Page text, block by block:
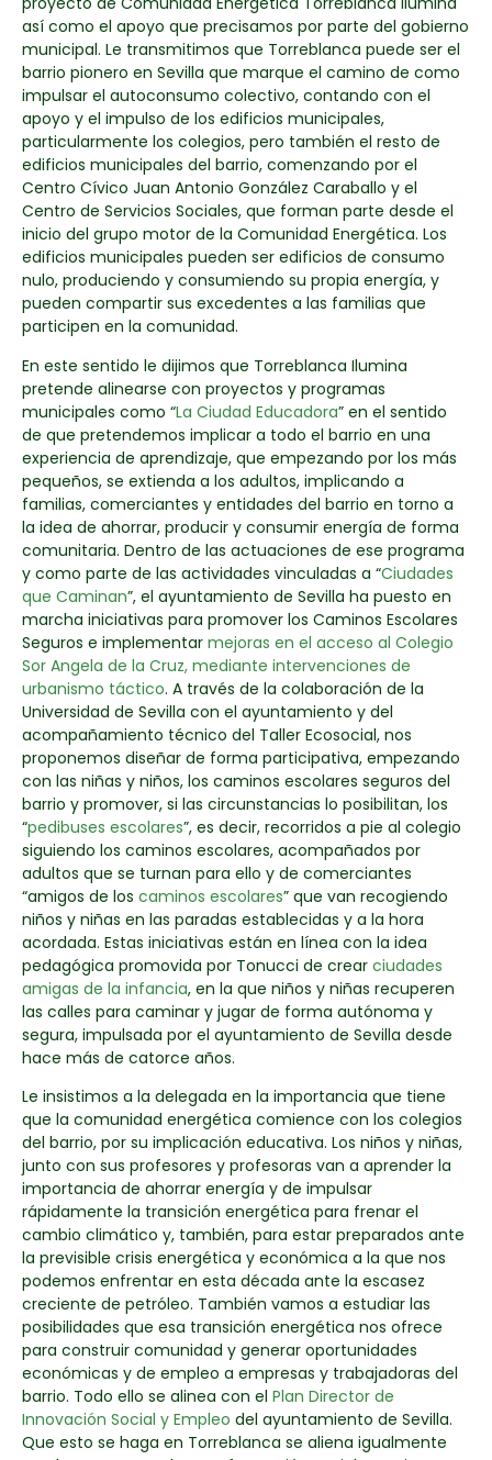
así como el apoyo que precisamos por parte del gobierno
municipal. Le transmitimos que Torreblanca puede ser el
barrio pionero en Sevilla que marque el camino de como
impulsar el autoconsumo colectivo, contando con el
apoyo y el impulso de los edificios municipales,
particularmente los colegios, pero también el resto de
edificios municipales del barrio, comenzando por el
Centro Cívico Juan Antonio González Caraballo y el
Centro de Servicios Sociales, que forman parte desde el
inicio del grupo motor de la Comunidad Energética. Los
edificios municipales pueden ser edificios de consumo
nulo, produciendo y consumiendo su propia energía, y
pueden compartir sus excedentes a las familias que
participen en la comunidad.
En este sentido le dijimos que Torreblanca Ilumina
pretende alinearse con proyectos y programas
municipales como “La Ciudad Educadora” en el sentido
de que pretendemos implicar a todo el barrio en una
experiencia de aprendizaje, que empezando por los más
pequeños, se extienda a los adultos, implicando a
familias, comerciantes y entidades del barrio en torno a
la idea de ahorrar, producir y consumir energía de forma
comunitaria. Dentro de las actuaciones de ese programa
y como parte de las actividades vinculadas a “Ciudades
que Caminan”, el ayuntamiento de Sevilla ha puesto en
marcha iniciativas para promover los Caminos Escolares
Seguros e implementar mejoras en el acceso al Colegio
Sor Angela de la Cruz, mediante intervenciones de
urbanismo táctico. A través de la colaboración de la
Universidad de Sevilla con el ayuntamiento y del
acompañamiento técnico del Taller Ecosocial, nos
proponemos diseñar de forma participativa, empezando
con las niñas y niños, los caminos escolares seguros del
barrio y promover, si las circunstancias lo posibilitan, los
“pedibuses escolares”, es decir, recorridos a pie al colegio
siguiendo los caminos escolares, acompañados por
adultos que se turnan para ello y de comerciantes
“amigos de los caminos escolares” que van recogiendo
niños y niñas en las paradas establecidas y a la hora
acordada. Estas iniciativas están en línea con la idea
pedagógica promovida por Tonucci de crear ciudades
amigas de la infancia, en la que niños y niñas recuperen
las calles para caminar y jugar de forma autónoma y
segura, impulsada por el ayuntamiento de Sevilla desde
hace más de catorce años.
Le insistimos a la delegada en la importancia que tiene
que la comunidad energética comience con los colegios
del barrio, por su implicación educativa. Los niños y niñas,
junto con sus profesores y profesoras van a aprender la
importancia de ahorrar energía y de impulsar
rápidamente la transición energética para frenar el
cambio climático y, también, para estar preparados ante
la previsible crisis energética y económica a la que nos
podemos enfrentar en esta década ante la escasez
creciente de petróleo. También vamos a estudiar las
posibilidades que esa transición energética nos ofrece
para construir comunidad y generar oportunidades
económicas y de empleo a empresas y trabajadoras del
barrio. Todo ello se alinea con el Plan Director de
Innovación Social y Empleo del ayuntamiento de Sevilla.
Que esto se haga en Torreblanca se aliena igualmente